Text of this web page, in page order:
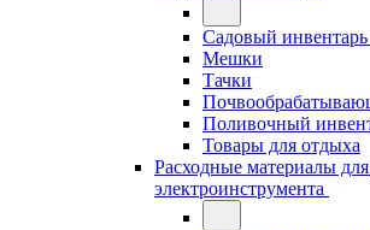
Садовый инвентарь
Мешки
Тачки
Поливочный
Товары для отдыха
Расходные материалы
электроинструмента